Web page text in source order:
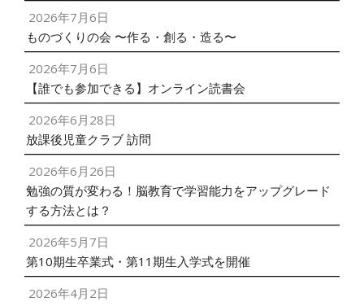
2026年7月6日
ものづくりの会 〜作る・創る・造る〜
2026年7月6日
【誰でも参加できる】オンライン読書会
2026年6月28日
放課後児童クラブ 訪問
2026年6月26日
勉強の質が変わる！脳教育で学習能力をアップグレード
する方法とは？
2026年5月7日
第10期生卒業式・第11期生入学式を開催
2026年4月2日